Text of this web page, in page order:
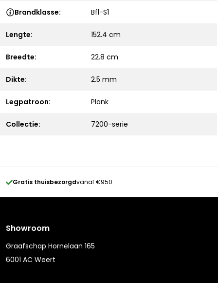
Brandklasse: Bfl-S1
Lengte: 152.4 cm
Breedte: 22.8 cm
Dikte: 2.5 mm
Legpatroon: Plank
Collectie: 7200-serie
Gratis thuisbezorgdvanaf €950
Showroom
Graafschap Hornelaan 165
6001 AC Weert